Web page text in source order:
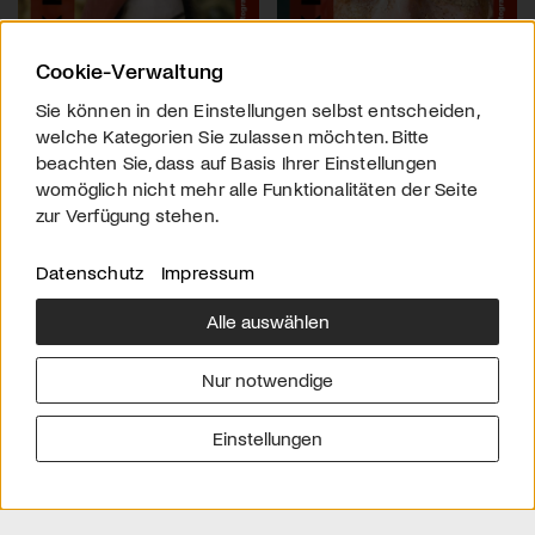
Über uns
Downloads
Werben
Impressum
Cookie-Verwaltung
Sie können in den Einstellungen selbst entscheiden,
welche Kategorien Sie zulassen möchten. Bitte
beachten Sie, dass auf Basis Ihrer Einstellungen
womöglich nicht mehr alle Funktionalitäten der Seite
zur Verfügung stehen.
Datenschutz Impressum
Alle auswählen
Nur notwendige
Einstellungen